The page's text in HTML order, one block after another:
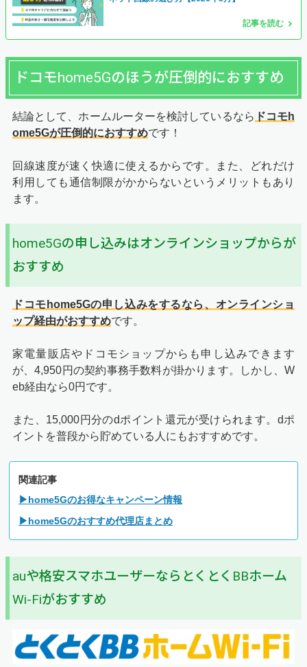
記事を読む
ドコモhome5Gのほうが圧倒的におすすめ
結論として、ホームルーターを検討しているなら ドコモh
ome5Gが圧倒的におすすめです！
回線速度が速く快適に使えるからです。また、どれだけ
利用しても通信制限がかからないというメリットもあり
ます。
home5Gの申し込みはオンラインショップからが
おすすめ
ドコモhome5Gの申し込みをするなら、オンラインショ
ップ経由がおすすめです。
家電量販店やドコモショップからも申し込みできます
が、4,950円の契約事務手数料が掛かります。しかし、W
eb経由なら0円です。
また、15,000円分のdポイント還元が受けられます。dポ
イントを普段から貯めている人にもおすすめです。
関連記事
▶home5Gのお得なキャンペーン情報
▶home5Gのおすすめ代理店まとめ
auや格安スマホユーザーならとくとくBBホーム
Wi-Fiがおすすめ